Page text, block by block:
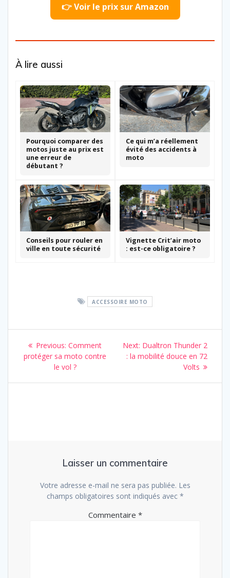
👉 Voir le prix sur Amazon
À lire aussi
Pourquoi comparer des
motos juste au prix est
une erreur de
débutant ?
Ce qui m’a réellement
évité des accidents à
moto
Conseils pour rouler en
ville en toute sécurité
Vignette Crit’air moto
: est-ce obligatoire ?
ACCESSOIRE MOTO
Navigation
de
l’article
Previous: Previous
post:
Comment
protéger sa moto contre
le vol ?
Next: Next
post:
Dualtron Thunder 2
: la mobilité douce en 72
Volts
Laisser un commentaire
Votre adresse e-mail ne sera pas publiée. Les
champs obligatoires sont indiqués avec *
Commentaire *